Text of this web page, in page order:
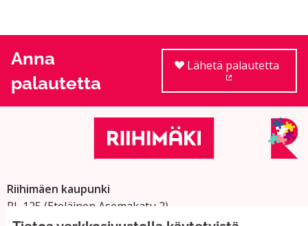
Anna
palautetta
Lähetä palautetta
Riihimäen kaupunki
PL 125 (Eteläinen Asemakatu 2)